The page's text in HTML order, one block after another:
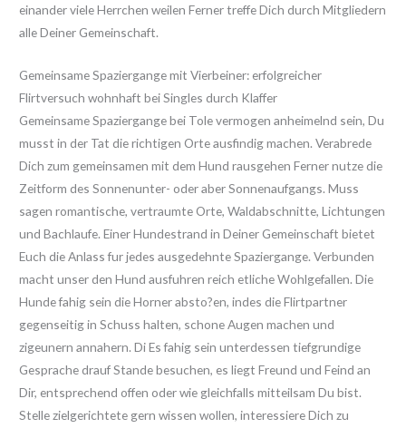
einander viele Herrchen weilen Ferner treffe Dich durch Mitgliedern
alle Deiner Gemeinschaft.
Gemeinsame Spaziergange mit Vierbeiner: erfolgreicher
Flirtversuch wohnhaft bei Singles durch Klaffer
Gemeinsame Spaziergange bei Tole vermogen anheimelnd sein, Du
musst in der Tat die richtigen Orte ausfindig machen. Verabrede
Dich zum gemeinsamen mit dem Hund rausgehen Ferner nutze die
Zeitform des Sonnenunter- oder aber Sonnenaufgangs. Muss
sagen romantische, vertraumte Orte, Waldabschnitte, Lichtungen
und Bachlaufe. Einer Hundestrand in Deiner Gemeinschaft bietet
Euch die Anlass fur jedes ausgedehnte Spaziergange. Verbunden
macht unser den Hund ausfuhren reich etliche Wohlgefallen. Die
Hunde fahig sein die Horner absto?en, indes die Flirtpartner
gegenseitig in Schuss halten, schone Augen machen und
zigeunern annahern. Di Es fahig sein unterdessen tiefgrundige
Gesprache drauf Stande besuchen, es liegt Freund und Feind an
Dir, entsprechend offen oder wie gleichfalls mitteilsam Du bist.
Stelle zielgerichtete gern wissen wollen, interessiere Dich zu